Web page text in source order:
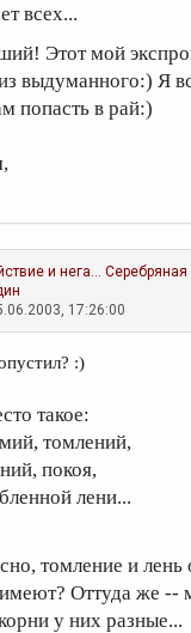
всех...
Этот мой
выдуманного:) Я
попасть в рай:)
и нега... Серебряная
17:26:00
:)
такое:
томлений,
покоя,
лени...
томление и
Оттуда же --
у них разные...